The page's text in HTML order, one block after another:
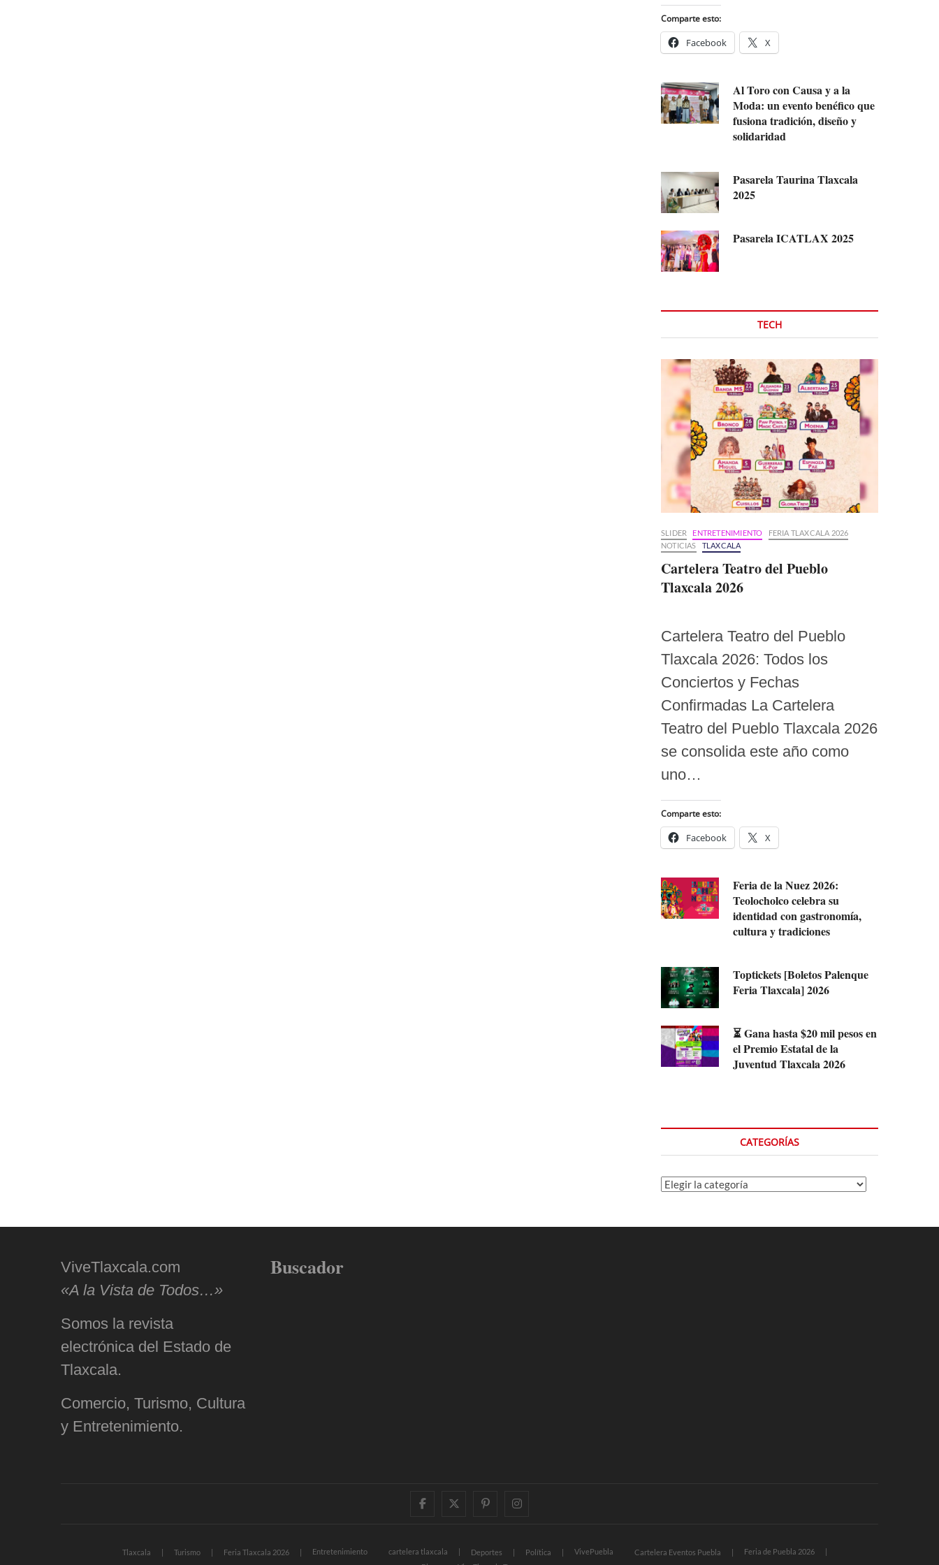
Comparte esto:
Facebook X
Al Toro con Causa y a la
Moda: un evento benéfico que
fusiona tradición, diseño y
solidaridad
Pasarela Taurina Tlaxcala
2025
Pasarela ICATLAX 2025
TECH
SLIDER ENTRETENIMIENTO
FERIA TLAXCALA 2026
NOTICIAS
TLAXCALA
Cartelera Teatro del Pueblo
Tlaxcala 2026
Cartelera Teatro del Pueblo
Tlaxcala 2026: Todos los
Conciertos y Fechas
Confirmadas La Cartelera
Teatro del Pueblo Tlaxcala 2026
se consolida este año como
uno…
Comparte esto:
Facebook X
Feria de la Nuez 2026:
Teolocholco celebra su
identidad con gastronomía,
cultura y tradiciones
Toptickets [Boletos Palenque
Feria Tlaxcala] 2026
⏳ Gana hasta $20 mil pesos en
el Premio Estatal de la
Juventud Tlaxcala 2026
CATEGORÍAS
Categorías
ViveTlaxcala.com
«A la Vista de Todos…»
Somos la revista
electrónica del Estado de
Tlaxcala.
Comercio, Turismo, Cultura
y Entretenimiento.
Buscador
facebooktwitter
pinterestinstagram
Tlaxcala Turismo Feria Tlaxcala 2026 Entretenimiento cartelera tlaxcala Deportes Política VivePuebla Cartelera Eventos Puebla
Feria de Puebla 2026